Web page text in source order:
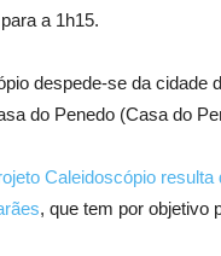
a 1h15.
despede-se da cidade
do Penedo (Casa do
Caleidoscópio
, que tem por objetivo